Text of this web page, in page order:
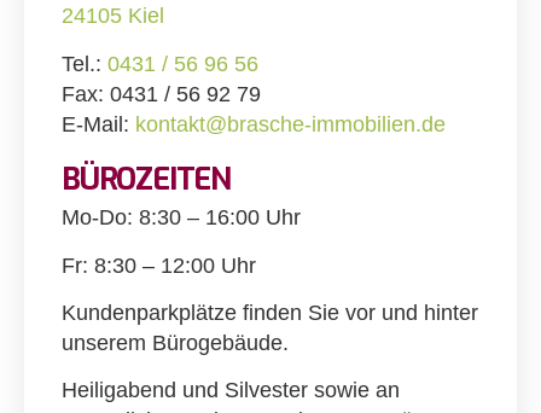
24105 Kiel
Tel.: 0431 / 56 96 56
Fax: 0431 / 56 92 79
E-Mail: kontakt@brasche-immobilien.de
BÜROZEITEN
Mo-Do: 8:30 – 16:00 Uhr
Fr: 8:30 – 12:00 Uhr
Kundenparkplätze finden Sie vor und hinter
unserem Bürogebäude.
Heiligabend und Silvester sowie an